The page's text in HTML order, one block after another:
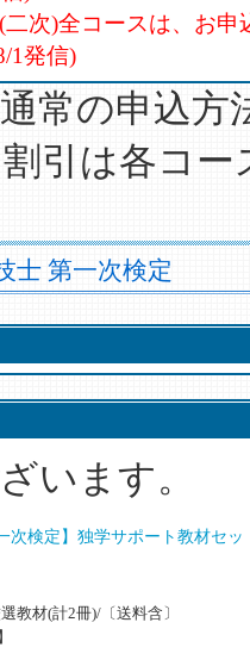
次)全コースは、お申
1発信)
常の申込方
引は各コー
士 第一次検定
います。
次検定】独学サポート教材セッ
教材(計2冊)/〔送料含〕